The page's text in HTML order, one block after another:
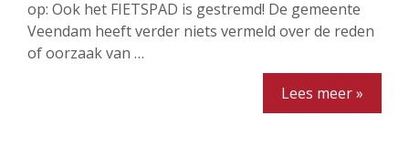
op: Ook het FIETSPAD is gestremd! De gemeente
Veendam heeft verder niets vermeld over de reden
of oorzaak van …
Lees meer »